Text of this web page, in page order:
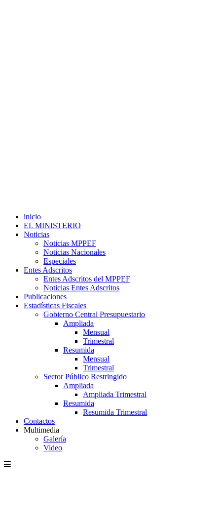
inicio
EL MINISTERIO
Noticias
Noticias MPPEF
Noticias Nacionales
Especiales
Entes Adscritos
Entes Adscritos del MPPEF
Noticias Entes Adscritos
Publicaciones
Estadísticas Fiscales
Gobierno Central Presupuestario
Ampliada
Mensual
Trimestral
Resumida
Mensual
Trimestral
Sector Público Restringido
Ampliada
Ampliada Trimestral
Resumida
Resumida Trimestral
Contactos
Multimedia
Galería
Video